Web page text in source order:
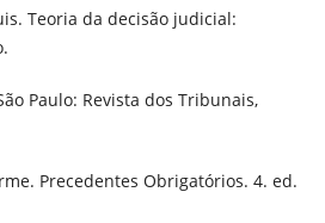
Teoria da decisão judicial:
Paulo: Revista dos Tribunais,
Precedentes Obrigatórios. 4. ed.